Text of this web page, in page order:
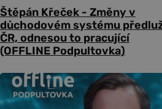
Štěpán Křeček - Změny v
důchodovém systému
ČR, odnesou to pracující
(OFFLINE Podpultovka)